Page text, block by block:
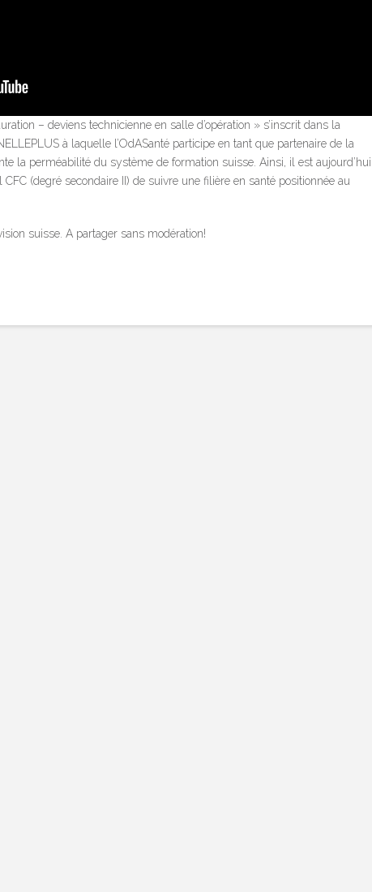
– deviens technicienne en salle d’opération » s’inscrit dans la
à laquelle l’OdASanté participe en tant que partenaire de la
la perméabilité du système de formation suisse. Ainsi, il est aujourd’hui
(degré secondaire II) de suivre une filière en santé positionnée au
suisse. A partager sans modération!